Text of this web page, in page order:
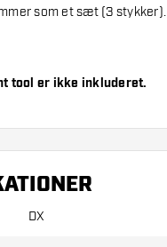
som et sæt (3 stykker).
tool er ikke inkluderet.
DX